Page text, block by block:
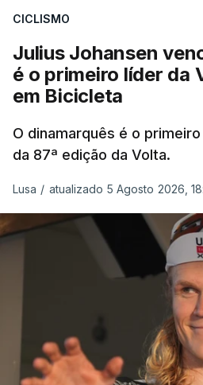
CICLISMO
Julius Johansen
é o primeiro líder da
em Bicicleta
O dinamarquês é o
da 87ª edição da Volta.
Lusa / atualizado 5 Agosto 2026,